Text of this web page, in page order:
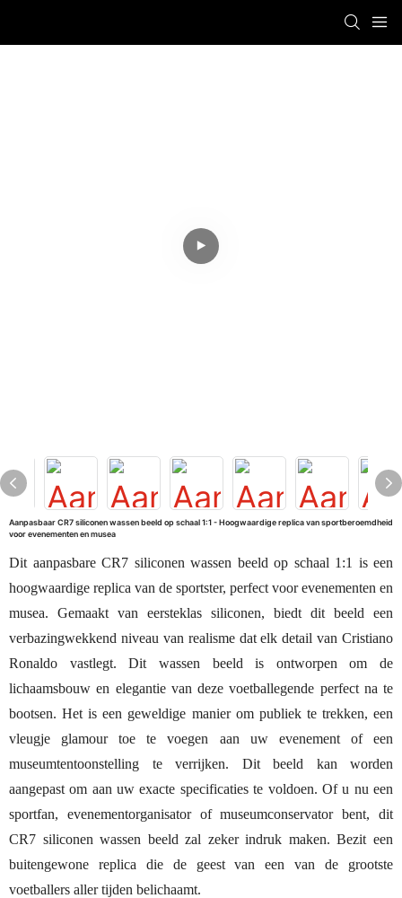
Aanpasbaar CR7 siliconen wassen beeld op schaal 1:1 - Hoogwaardige replica van sportberoemdheid
voor evenementen en musea
Dit aanpasbare CR7 siliconen wassen beeld op schaal 1:1 is een
hoogwaardige replica van de sportster, perfect voor evenementen en
musea. Gemaakt van eersteklas siliconen, biedt dit beeld een
verbazingwekkend niveau van realisme dat elk detail van Cristiano
Ronaldo vastlegt.
Dit wassen beeld is ontworpen om de
lichaamsbouw en elegantie van deze voetballegende perfect na te
bootsen. Het is een geweldige manier om publiek te trekken, een
vleugje glamour toe te voegen aan uw evenement of een
museumtentoonstelling te verrijken. Dit beeld kan worden
aangepast om aan uw exacte specificaties te voldoen. Of u nu een
sportfan, evenementorganisator of museumconservator bent, dit
CR7 siliconen wassen beeld zal zeker indruk maken. Bezit een
buitengewone replica die de geest van een van de grootste
voetballers aller tijden belichaamt.